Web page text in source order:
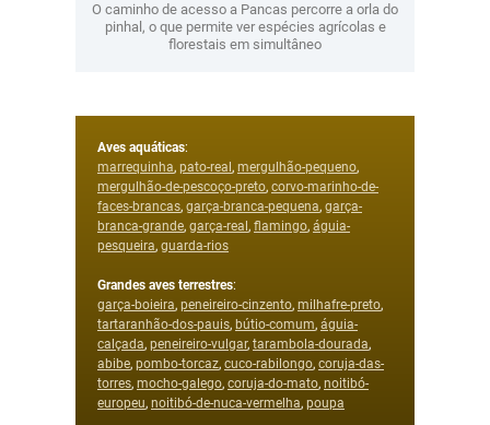
O caminho de acesso a Pancas percorre a orla do
pinhal, o que permite ver espécies agrícolas e
florestais em simultâneo
Aves aquáticas:
marrequinha, pato-real , mergulhão-pequeno,
mergulhão-de-pescoço-preto, corvo-marinho-de-
faces-brancas, garça-branca-pequena, garça-
branca-grande, garça-real , flamingo, águia-
pesqueira, guarda-rios
Grandes aves terrestres:
garça-boieira, peneireiro-cinzento, milhafre-preto,
tartaranhão-dos-pauis, bútio-comum, águia-
calçada, peneireiro-vulgar, tarambola-dourada,
abibe, pombo-torcaz, cuco-rabilongo, coruja-das-
torres, mocho-galego, coruja-do-mato, noitibó-
europeu, noitibó-de-nuca-vermelha, poupa